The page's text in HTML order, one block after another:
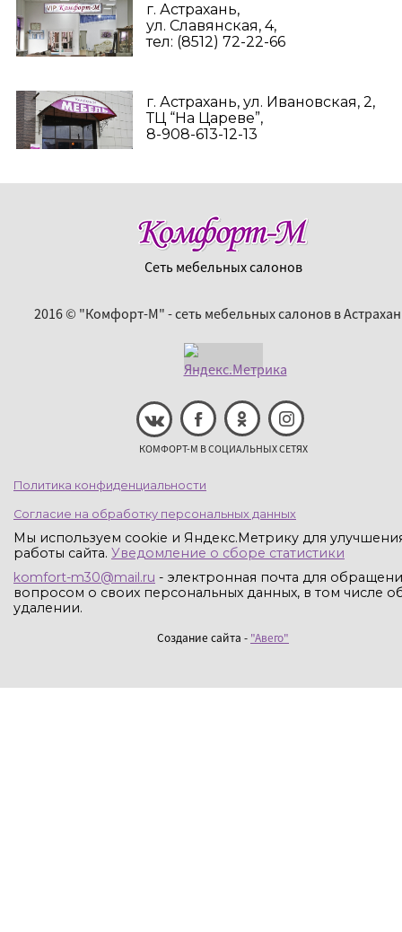
г. Астрахань,
ул. Славянская, 4,
тел: (8512) 72-22-66
г. Астрахань, ул. Ивановская, 2,
ТЦ “На Цареве”,
8-908-613-12-13
Сеть мебельных салонов
2016 © "Комфорт-М" - сеть мебельных салонов в
КОМФОРТ-М В СОЦИАЛЬНЫХ СЕТЯХ
Политика конфиденциальности
Согласие на обработку персональных данных
Мы используем cookie и Яндекс.Метрику для
работы сайта. Уведомление о сборе статистики
komfort-m30@mail.ru - электронная почта для
вопросом о своих персональных данных, в том числе
удалении.
Создание сайта - "Авего"